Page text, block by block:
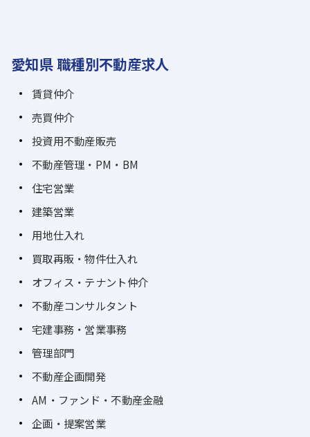
愛知県 職種別不動産求人
賃貸仲介
売買仲介
投資用不動産販売
不動産管理・PM・BM
住宅営業
建築営業
用地仕入れ
買取再販・物件仕入れ
オフィス・テナント仲介
不動産コンサルタント
宅建事務・営業事務
管理部門
不動産企画開発
AM・ファンド・不動産金融
企画・提案営業